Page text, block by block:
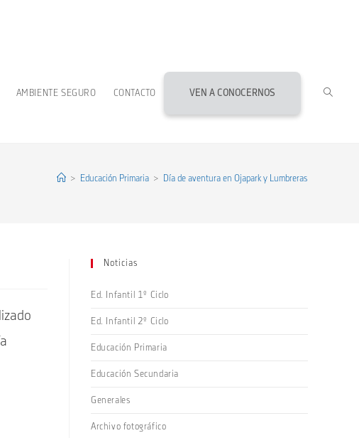
AMBIENTE SEGURO CONTACTO VEN A CONOCERNOS
> Educación Primaria > Día de aventura en Ojapark y Lumbreras
Noticias
Ed. Infantil 1º Ciclo
Ed. Infantil 2º Ciclo
Educación Primaria
Educación Secundaria
Generales
Archivo fotográfico